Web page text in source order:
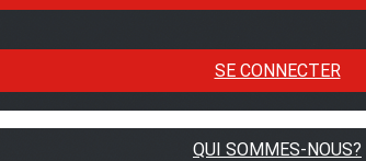
SE CONNECTER
QUI SOMMES-NOUS?